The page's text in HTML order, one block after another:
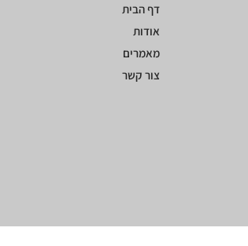
דף הבית
אודות
מאמרים
צור קשר